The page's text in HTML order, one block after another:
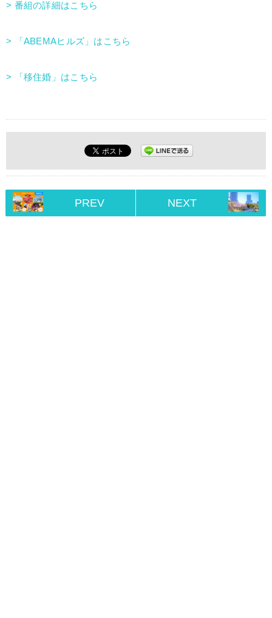
> 番組の詳細はこちら
> 「ABEMAヒルズ」はこちら
> 「移住婚」はこちら
PREV NEXT